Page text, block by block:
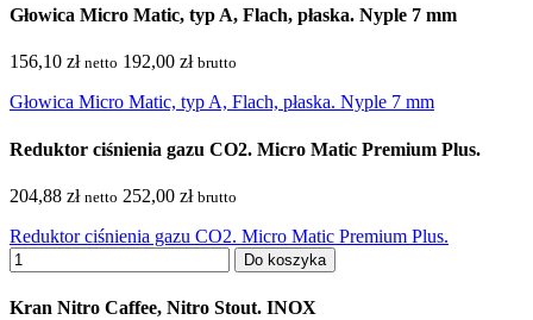
Głowica Micro Matic, typ A, Flach, płaska. Nyple 7 mm
156,10 zł netto 192,00 zł brutto
Głowica Micro Matic, typ A, Flach, płaska. Nyple 7 mm
Reduktor ciśnienia gazu CO2. Micro Matic Premium Plus.
204,88 zł netto 252,00 zł brutto
Reduktor ciśnienia gazu CO2. Micro Matic Premium Plus.
Do koszyka
Kran Nitro Caffee, Nitro Stout. INOX